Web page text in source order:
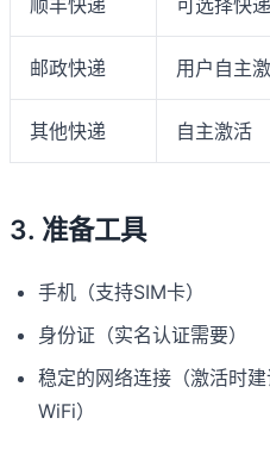
顺丰快递 可选择快
邮政快递 用户自主
其他快递 自主激活
3. 准备工具
手机（支持SIM卡）
身份证（实名认证需要）
稳定的网络连接（激活时
WiFi）